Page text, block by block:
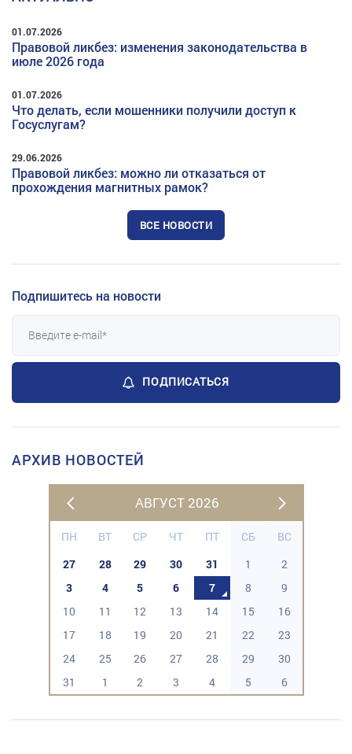
01.07.2026
Правовой ликбез: изменения законодательства в
июле 2026 года
01.07.2026
Что делать, если мошенники получили доступ к
Госуслугам?
29.06.2026
Правовой ликбез: можно ли отказаться от
прохождения магнитных рамок?
ВСЕ НОВОСТИ
Подпишитесь на новости
ПОДПИСАТЬСЯ
АРХИВ НОВОСТЕЙ
АВГУСТ 2026
ПН ВТ СР ЧТ ПТ СБ
ВС
27
28 29 30 31 1
2
3
4 5 6 7 8
9
10
11 12 13 14 15
16
17
18 19 20 21 22
23
24
25 26 27 28 29
30
31
1 2 3 4 5 6